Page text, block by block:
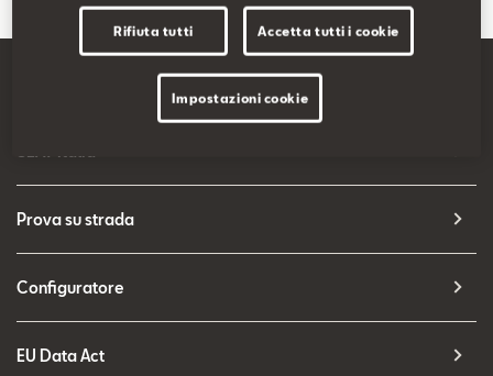
Business
SEAT Usato Certificato
Configuratore
Prova su strada
Configuratore
EU Data Act
Rifiuta tutti Accetta tutti i cookie
Impostazioni cookie